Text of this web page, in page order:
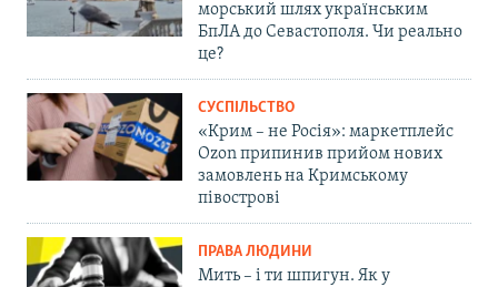
морський шлях українським
БпЛА до Севастополя. Чи реально
це?
СУСПІЛЬСТВО
«Крим – не Росія»: маркетплейс
Ozon припинив прийом нових
замовлень на Кримському
півострові
ПРАВА ЛЮДИНИ
Мить – і ти шпигун. Як у